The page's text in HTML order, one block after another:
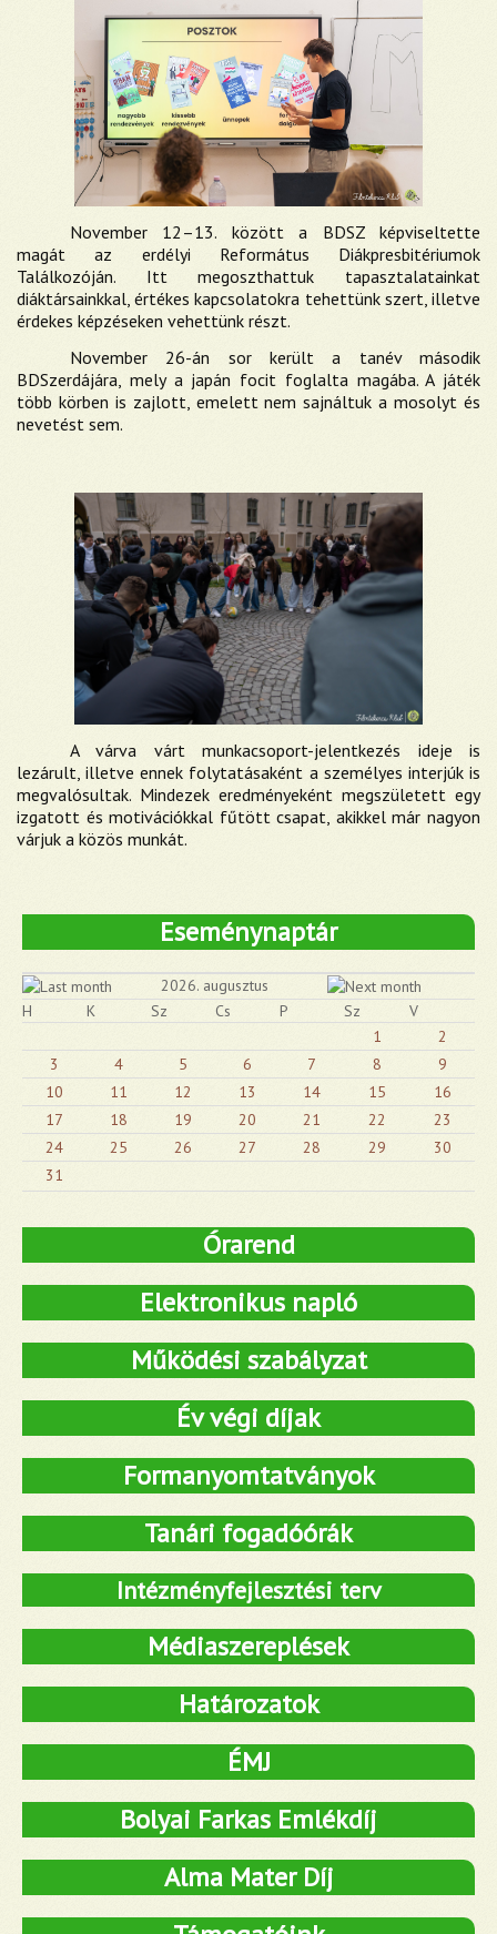
November 12–13. között a BDSZ képviseltette
magát az erdélyi Református Diákpresbitériumok
Találkozóján. Itt megoszthattuk tapasztalatainkat
diáktársainkkal, értékes kapcsolatokra tehettünk szert, illetve
érdekes képzéseken vehettünk részt.
November 26-án sor került a tanév második
BDSzerdájára, mely a japán focit foglalta magába. A játék
több körben is zajlott, emelett nem sajnáltuk a mosolyt és
nevetést sem.
A várva várt munkacsoport-jelentkezés ideje is
lezárult, illetve ennek folytatásaként a személyes interjúk is
megvalósultak. Mindezek eredményeként megszületett egy
izgatott és motivációkkal fűtött csapat, akikkel már nagyon
várjuk a közös munkát.
Eseménynaptár
2026. augusztus
H
K Sz Cs P Sz
V
1
2
3
4 5 6 7 8
9
10
11 12 13 14 15
16
17
18 19 20 21 22
23
24
25 26 27 28 29
30
31
Órarend
Elektronikus napló
Működési szabályzat
Év végi díjak
Formanyomtatványok
Tanári fogadóórák
Intézményfejlesztési terv
Médiaszereplések
Határozatok
ÉMJ
Bolyai Farkas Emlékdíj
Alma Mater Díj